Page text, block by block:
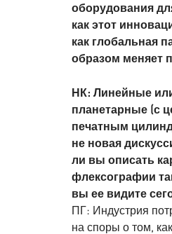
оборудования
как этот
как глобальная
образом меняет
НК: Линейные
планетарные (с
печатным
не новая
ли вы описать
флексографии
вы ее видите
ПГ: Индустрия
на споры о том,